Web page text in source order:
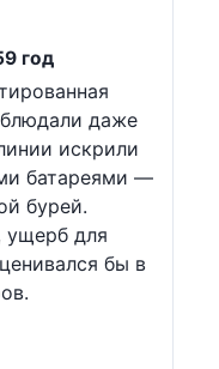
год
даже
искрили
батареями —
бурей.
ущерб для
бы в